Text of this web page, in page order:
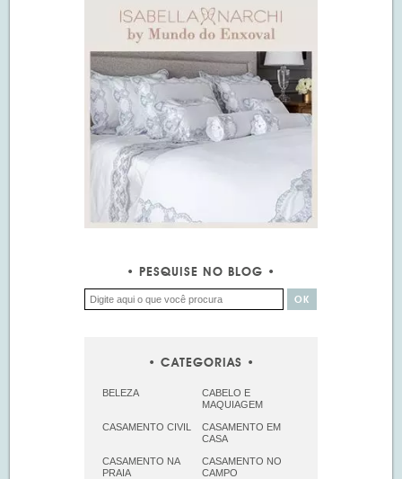
PESQUISE NO BLOG
CATEGORIAS
BELEZA
CABELO E
MAQUIAGEM
CASAMENTO CIVIL
CASAMENTO EM
CASA
CASAMENTO NA
PRAIA
CASAMENTO NO
CAMPO